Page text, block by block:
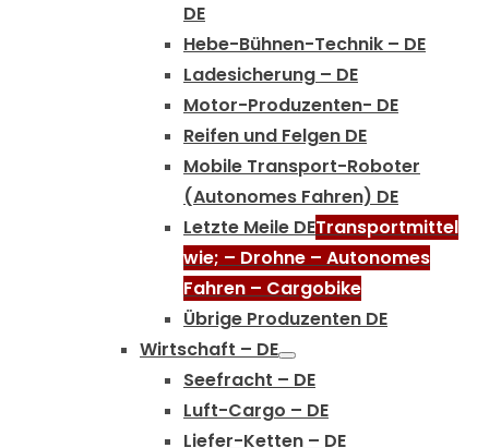
DE
Hebe-Bühnen-Technik – DE
Ladesicherung – DE
Motor-Produzenten- DE
Reifen und Felgen DE
Mobile Transport-Roboter
(Autonomes Fahren) DE
Letzte Meile DETransportmittel
wie; – Drohne – Autonomes
Fahren – Cargobike
Übrige Produzenten DE
Wirtschaft – DE
Seefracht – DE
Luft-Cargo – DE
Liefer-Ketten – DE